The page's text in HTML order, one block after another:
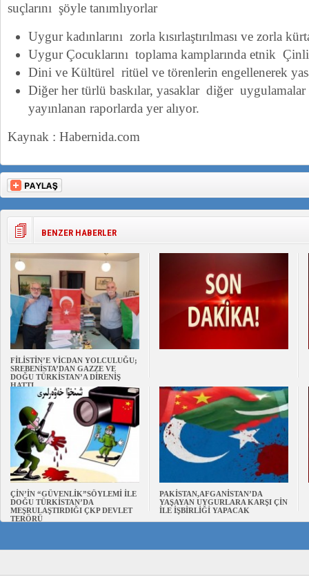
suçlarını şöyle tanımlıyorlar
Uygur kadınlarını zorla kısırlaştırılması ve zorla
Uygur Çocuklarını toplama kamplarında etnik
Dini ve Kültürel ritüel ve törenlerin engellenerek
Diğer her türlü baskılar, yasaklar diğer
yayınlanan raporlarda yer alıyor.
Kaynak : Habernida.com
BENZER HABERLER
FİLİSTİN’E VİCDAN YOLCULUĞU;
SREBENİSTA’DAN GAZZE VE
DOĞU TÜRKİSTAN’A DİRENİŞ
HATTI
ÇİN’İN “GÜVENLİK”SÖYLEMİ İLE
DOĞU TÜRKİSTAN’DA
MEŞRULAŞTIRDIĞI ÇKP DEVLET
TERÖRÜ
PAKİSTAN,AFGANİSTAN’DA
YAŞAYAN UYGURLARA KARŞI ÇİN
İLE İŞBİRLİĞİ YAPACAK